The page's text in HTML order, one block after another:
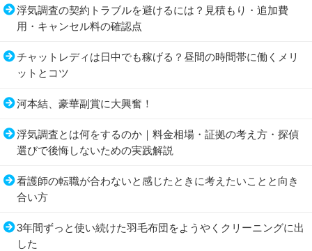
浮気調査の契約トラブルを避けるには？見積もり・追加費
用・キャンセル料の確認点
チャットレディは日中でも稼げる？昼間の時間帯に働くメリ
ットとコツ
河本結、豪華副賞に大興奮！
浮気調査とは何をするのか｜料金相場・証拠の考え方・探偵
選びで後悔しないための実践解説
看護師の転職が合わないと感じたときに考えたいことと向き
合い方
3年間ずっと使い続けた羽毛布団をようやくクリーニングに出
した